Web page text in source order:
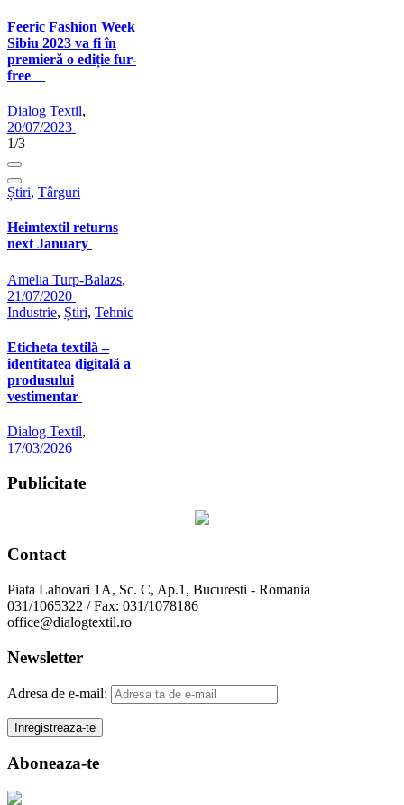
Feeric Fashion Week
Sibiu 2023 va fi în
premieră o ediție fur-
free
Dialog Textil,
20/07/2023
1/3
Știri, Târguri
Heimtextil returns
next January
Amelia Turp-Balazs,
21/07/2020
Industrie, Știri, Tehnic
Eticheta textilă –
identitatea digitală a
produsului
vestimentar
Dialog Textil,
17/03/2026
Publicitate
Contact
Piata Lahovari 1A, Sc. C, Ap.1, Bucuresti - Romania
031/1065322 / Fax: 031/1078186
office@dialogtextil.ro
Newsletter
Adresa de e-mail:
Aboneaza-te